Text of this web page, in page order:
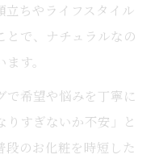
ちやライフスタイル
とで、ナチュラルなの
す。
で希望や悩みを丁寧に
すぎないか不安」と
段のお化粧を時短した